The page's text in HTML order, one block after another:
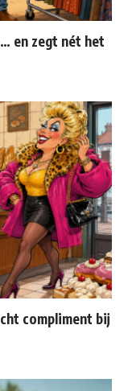
en zegt nét het
compliment bij